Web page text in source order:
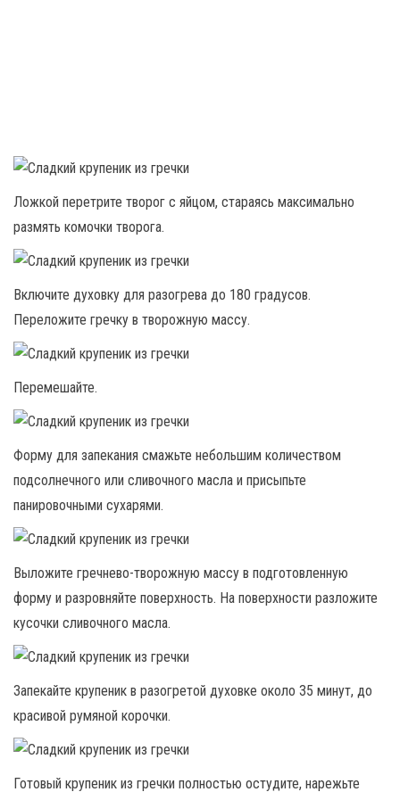
Ложкой перетрите творог с яйцом, стараясь максимально
размять комочки творога.
Включите духовку для разогрева до 180 градусов.
Переложите гречку в творожную массу.
Перемешайте.
Форму для запекания смажьте небольшим количеством
подсолнечного или сливочного масла и присыпьте
панировочными сухарями.
Выложите гречнево-творожную массу в подготовленную
форму и разровняйте поверхность. На поверхности разложите
кусочки сливочного масла.
Запекайте крупеник в разогретой духовке около 35 минут, до
красивой румяной корочки.
Готовый крупеник из гречки полностью остудите, нарежьте